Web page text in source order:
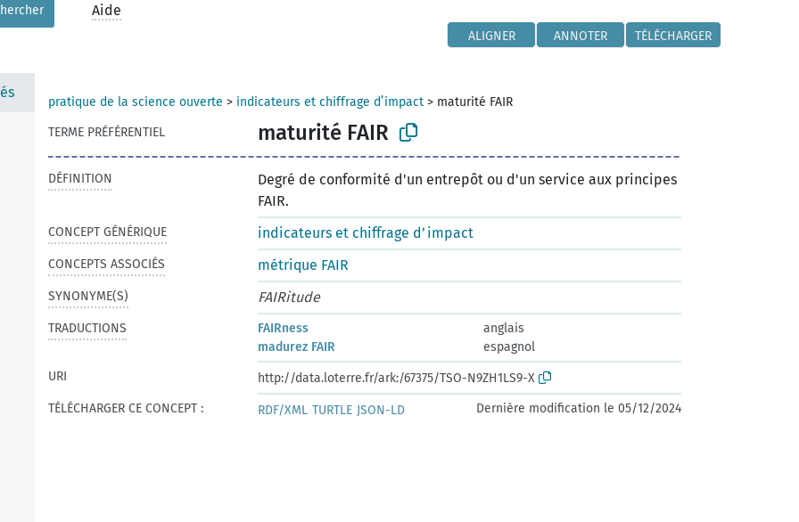
Aide
ALIGNER ANNOTER TÉLÉCHARGER
pratique de la science ouverte > indicateurs et chiffrage d’impact > maturité FAIR
TERME PRÉFÉRENTIEL
maturité FAIR
DÉFINITION
Degré de conformité d'un entrepôt ou d'un service aux principes
FAIR.
CONCEPT GÉNÉRIQUE indicateurs et chiffrage d’impact
CONCEPTS ASSOCIÉS métrique FAIR
SYNONYME(S) FAIRitude
TRADUCTIONS FAIRness
anglais
madurez FAIR
espagnol
URI
http://data.loterre.fr/ark:/67375/TSO-N9ZH1LS9-X
TÉLÉCHARGER CE CONCEPT :
RDF/XML TURTLE JSON-LD Dernière modification le 05/12/2024